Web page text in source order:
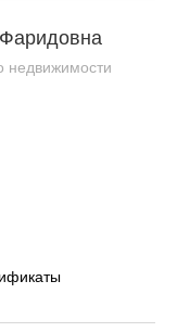
недвижимости